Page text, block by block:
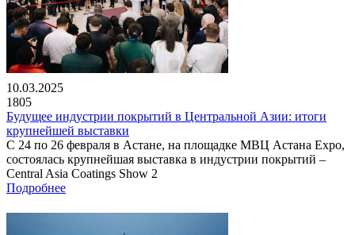
10.03.2025
1805
Будущее индустрии покрытий в Центральной Азии: итоги
крупнейшей выставки
С 24 по 26 февраля в Астане, на площадке МВЦ Астана Expo,
состоялась крупнейшая выставка в индустрии покрытий –
Central Asia Coatings Show 2
Подробнее